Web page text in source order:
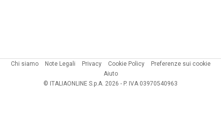
Chi siamo Note Legali Privacy Cookie Policy
Preferenze sui cookie
Aiuto
© ITALIAONLINE S.p.A. 2026 - P. IVA 03970540963